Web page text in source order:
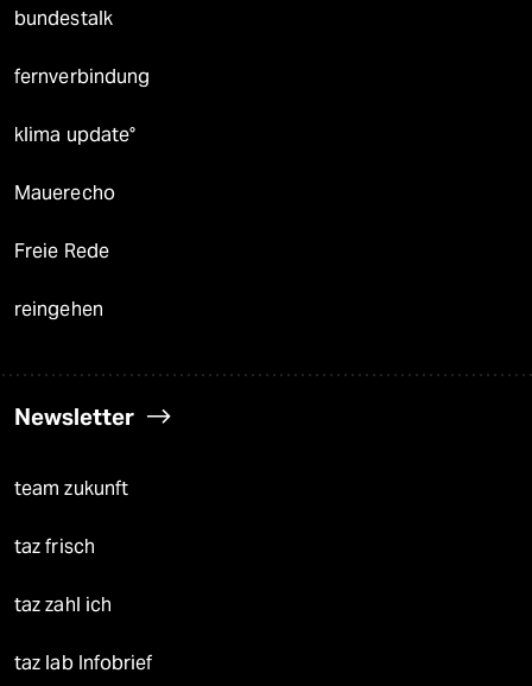
bundestalk
fernverbindung
klima update°
Mauerecho
Freie Rede
reingehen
Newsletter
team zukunft
taz frisch
taz zahl ich
taz lab Infobrief